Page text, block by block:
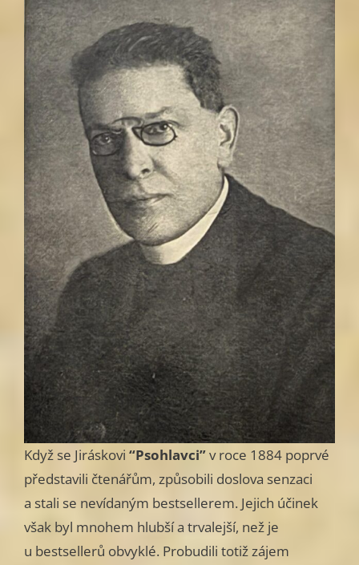
Když se Jiráskovi “Psohlavci”v roce 1884 poprvé
představili čtenářům, způsobili doslova senzaci
a stali se nevídaným bestsellerem. Jejich účinek
však byl mnohem hlubší a trvalejší, než je
u bestsellerů obvyklé. Probudili totiž zájem